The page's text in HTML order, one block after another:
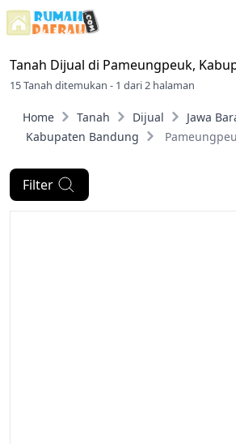
Tanah Dijual di Pameungpeuk,
15 Tanah ditemukan - 1 dari 2 halaman
Home Tanah Dijual
Jawa
Kabupaten Bandung
Filter